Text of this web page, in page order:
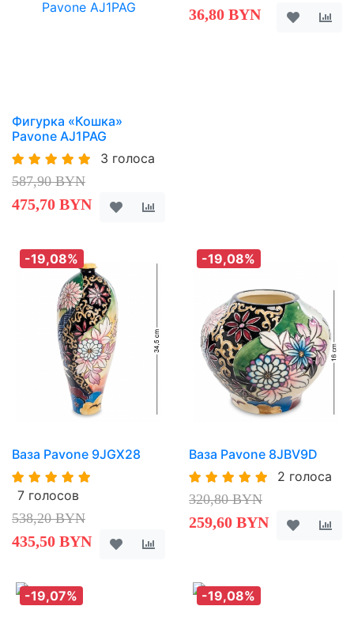
Фигурка «Кошка»
Pavone AJ1PAG
3 голоса
587,90 BYN
475,70 BYN
36,80 BYN
-19,08%
Ваза Pavone 9JGX28
7 голосов
538,20 BYN
435,50 BYN
-19,08%
Ваза Pavone 8JBV9D
2 голоса
320,80 BYN
259,60 BYN
-19,07% -19,08%